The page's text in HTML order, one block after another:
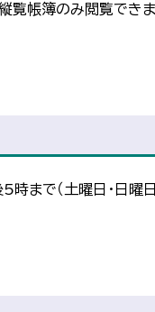
覧帳簿のみ閲覧できま
で（土曜日・日曜日